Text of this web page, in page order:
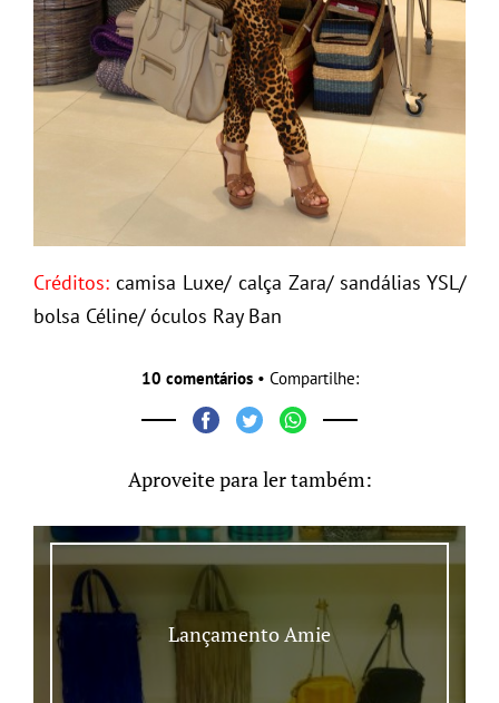
Créditos: camisa Luxe/ calça Zara/ sandálias YSL/
bolsa Céline/ óculos Ray Ban
10 comentários• Compartilhe:
Aproveite para ler também:
Lançamento Amie